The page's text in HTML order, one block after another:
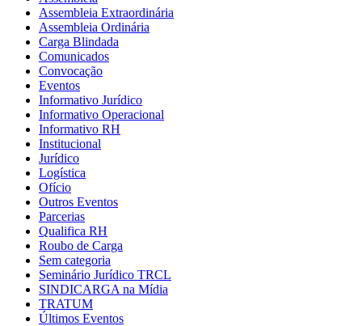
Assembleia Extraordinária
Assembleia Ordinária
Carga Blindada
Comunicados
Convocação
Eventos
Informativo Jurídico
Informativo Operacional
Informativo RH
Institucional
Jurídico
Logística
Ofício
Outros Eventos
Parcerias
Qualifica RH
Roubo de Carga
Sem categoria
Seminário Jurídico TRCL
SINDICARGA na Mídia
TRATUM
Últimos Eventos